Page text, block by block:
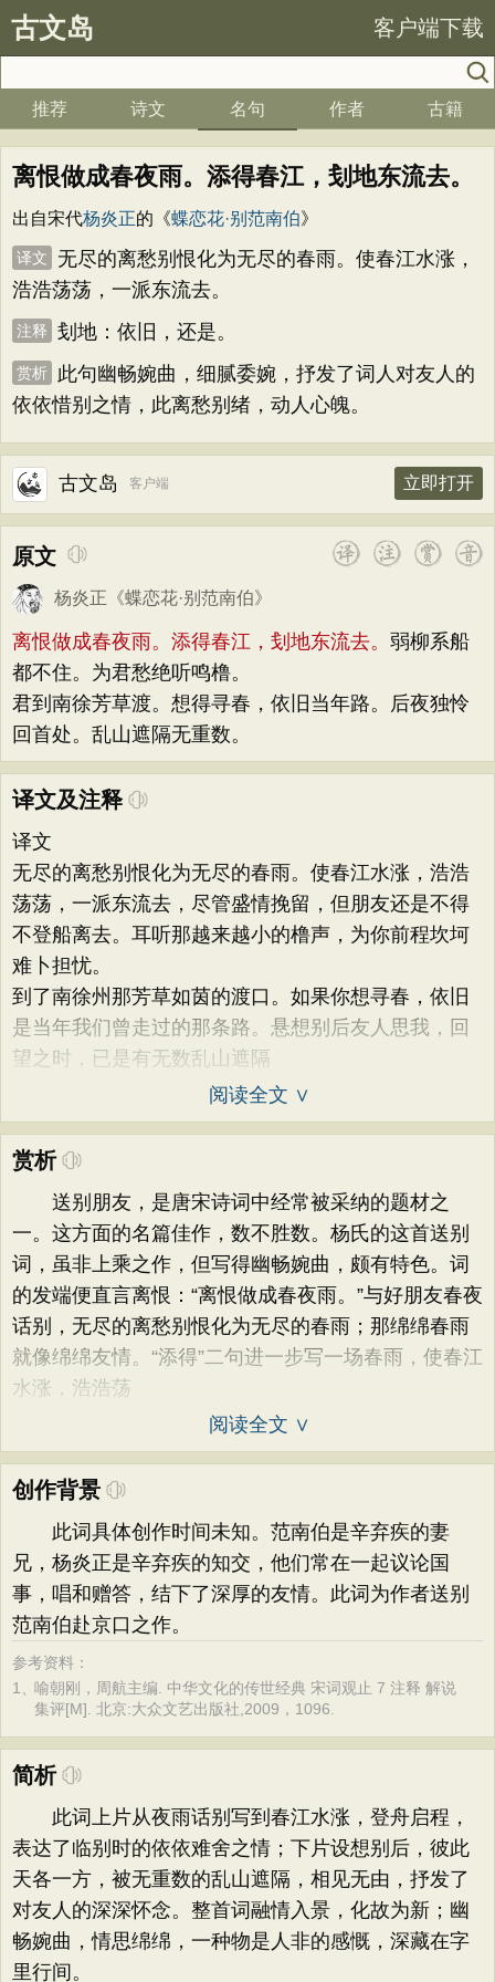
古文岛 客户端下载
推荐 诗文 名句 作者 古籍
离恨做成春夜雨。添得春江，刬地东流去。
出自宋代杨炎正的《蝶恋花·别范南伯》
译文
无尽的离愁别恨化为无尽的春雨。使春江水涨，
浩浩荡荡，一派东流去。
注释 刬地：依旧，还是。
赏析
此句幽畅婉曲，细腻委婉，抒发了词人对友人的
依依惜别之情，此离愁别绪，动人心魄。
古文岛 客户端 立即打开
原文
杨炎正 《蝶恋花·别范南伯》
离恨做成春夜雨。添得春江，刬地东流去。 弱柳系船
都不住。为君愁绝听鸣橹。
君到南徐芳草渡。想得寻春，依旧当年路。后夜独怜
回首处。乱山遮隔无重数。
译文及注释
译文
无尽的离愁别恨化为无尽的春雨。使春江水涨，浩浩
荡荡，一派东流去，尽管盛情挽留，但朋友还是不得
不登船离去。耳听那越来越小的橹声，为你前程坎坷
难卜担忧。
到了南徐州那芳草如茵的渡口。如果你想寻春，依旧
是当年我们曾走过的那条路。悬想别后友人思我，回
望之时，已是有无数乱山遮隔
阅读全文 ∨
赏析
送别朋友，是唐宋诗词中经常被采纳的题材之
一。这方面的名篇佳作，数不胜数。杨氏的这首送别
词，虽非上乘之作，但写得幽畅婉曲，颇有特色。词
的发端便直言离恨：“离恨做成春夜雨。”与好朋友春夜
话别，无尽的离愁别恨化为无尽的春雨；那绵绵春雨
就像绵绵友情。“添得”二句进一步写一场春雨，使春江
水涨，浩浩荡
阅读全文 ∨
创作背景
此词具体创作时间未知。范南伯是辛弃疾的妻
兄，杨炎正是辛弃疾的知交，他们常在一起议论国
事，唱和赠答，结下了深厚的友情。此词为作者送别
范南伯赴京口之作。
参考资料：
1、喻朝刚，周航主编. 中华文化的传世经典 宋词观止 7 注释 解说
集评[M]. 北京:大众文艺出版社,2009，1096.
简析
此词上片从夜雨话别写到春江水涨，登舟启程，
表达了临别时的依依难舍之情；下片设想别后，彼此
天各一方，被无重数的乱山遮隔，相见无由，抒发了
对友人的深深怀念。整首词融情入景，化故为新；幽
畅婉曲，情思绵绵，一种物是人非的感慨，深藏在字
里行间。